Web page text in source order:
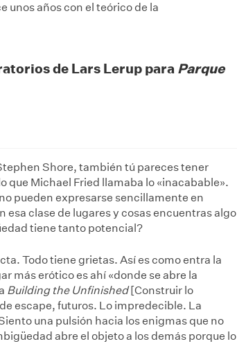
unos años con el teórico de la
de Lars Lerup para Parque
Shore, también tú pareces tener
que Michael Fried llamaba lo «inacabable».
pueden expresarse sencillamente en
esa clase de lugares y cosas encuentras algo
tiene tanto potencial?
Todo tiene grietas. Así es como entra la
más erótico es ahí «donde se abre la
Building the Unfinished[Construir lo
escape, futuros. Lo impredecible. La
una pulsión hacia los enigmas que no
abre el objeto a los demás porque lo